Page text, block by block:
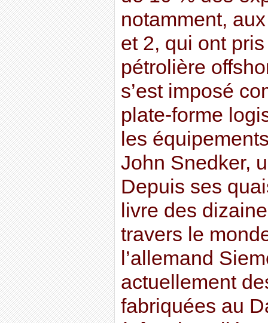
notamment,
et 2, qui ont
pétrolière
s’est imposé
plate-forme
les
John Snedker,
Depuis ses
livre des
travers le
l’allemand
actuellement
fabriquées au